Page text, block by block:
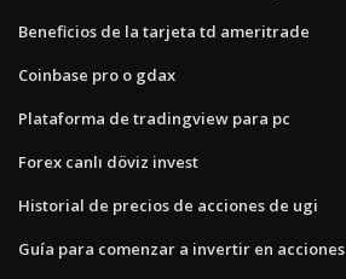
Beneficios de la tarjeta td ameritrade
Coinbase pro o gdax
Plataforma de tradingview para pc
Forex canlı döviz invest
Historial de precios de acciones de ugi
Guía para comenzar a invertir en acciones